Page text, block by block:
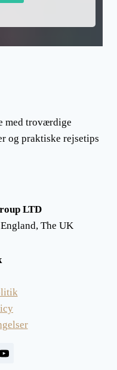
med troværdige
og praktiske rejsetips
LTD
The UK